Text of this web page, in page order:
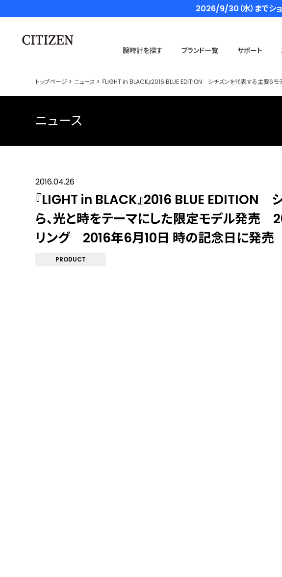
2026/9/30（水）までシ
腕時計を探す ブランド一覧 サポート
トップページ ニュース 『LIGHT in BLACK』2016 BLUE EDITION シチズンを代表する主要
ニュース
2016.04.26
『LIGHT in BLACK』2016 BLUE EDITION
ら、光と時をテーマにした限定モデル発売
リング 2016年6月10日 時の記念日に発売
PRODUCT